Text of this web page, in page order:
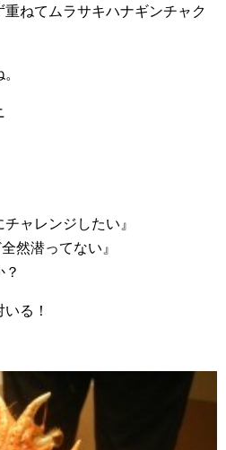
ねてムラサキハナギンチャク
ャレンジしたい』
然潜ってない』
る！